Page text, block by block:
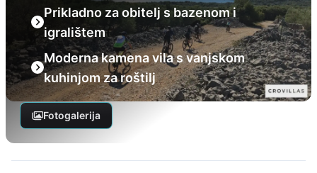
Prikladno za obitelj s bazenom i
igralištem
Moderna kamena vila s vanjskom
kuhinjom za roštilj
Fotogalerija